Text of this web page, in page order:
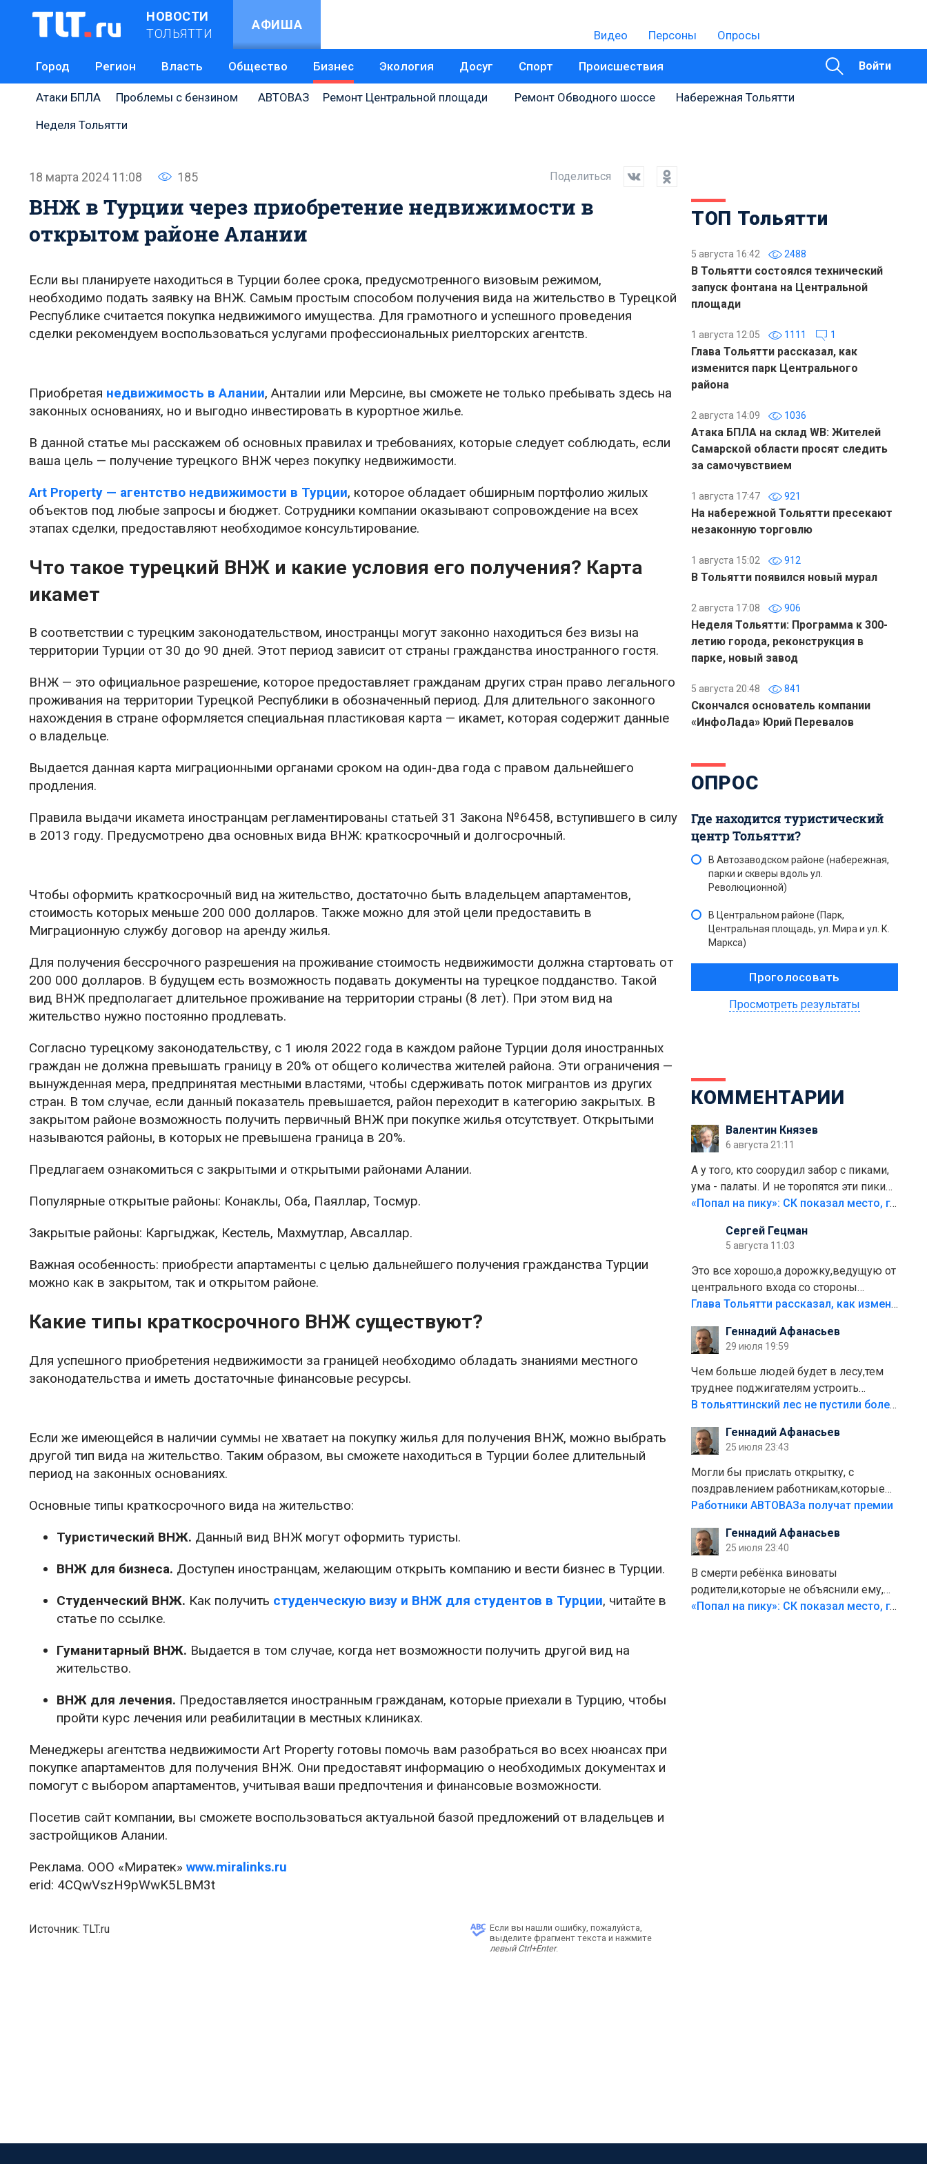
НОВОСТИ
ТОЛЬЯТТИ
АФИША
Видео Персоны Опросы
Город Регион Власть Общество Бизнес Экология Досуг Спорт Происшествия Войти
Атаки БПЛА Проблемы с бензином АВТОВАЗ Ремонт Центральной площади Ремонт Обводного шоссе
Набережная Тольятти
Неделя Тольятти
18 марта 2024 11:08 185 Поделиться
ВНЖ в Турции через приобретение недвижимости в
открытом районе Алании
Если вы планируете находиться в Турции более срока, предусмотренного визовым режимом,
необходимо подать заявку на ВНЖ. Самым простым способом получения вида на жительство в Турецкой
Республике считается покупка недвижимого имущества. Для грамотного и успешного проведения
сделки рекомендуем воспользоваться услугами профессиональных риелторских агентств.
Приобретая недвижимость в Алании, Анталии или Мерсине, вы сможете не только пребывать здесь на
законных основаниях, но и выгодно инвестировать в курортное жилье.
В данной статье мы расскажем об основных правилах и требованиях, которые следует соблюдать, если
ваша цель — получение турецкого ВНЖ через покупку недвижимости.
Art Property — агентство недвижимости в Турции, которое обладает обширным портфолио жилых
объектов под любые запросы и бюджет. Сотрудники компании оказывают сопровождение на всех
этапах сделки, предоставляют необходимое консультирование.
Что такое турецкий ВНЖ и какие условия его получения? Карта
икамет
В соответствии с турецким законодательством, иностранцы могут законно находиться без визы на
территории Турции от 30 до 90 дней. Этот период зависит от страны гражданства иностранного гостя.
ВНЖ — это официальное разрешение, которое предоставляет гражданам других стран право легального
проживания на территории Турецкой Республики в обозначенный период. Для длительного законного
нахождения в стране оформляется специальная пластиковая карта — икамет, которая содержит данные
о владельце.
Выдается данная карта миграционными органами сроком на один-два года с правом дальнейшего
продления.
Правила выдачи икамета иностранцам регламентированы статьей 31 Закона №6458, вступившего в силу
в 2013 году. Предусмотрено два основных вида ВНЖ: краткосрочный и долгосрочный.
Чтобы оформить краткосрочный вид на жительство, достаточно быть владельцем апартаментов,
стоимость которых меньше 200 000 долларов. Также можно для этой цели предоставить в
Миграционную службу договор на аренду жилья.
Для получения бессрочного разрешения на проживание стоимость недвижимости должна стартовать от
200 000 долларов. В будущем есть возможность подавать документы на турецкое подданство. Такой
вид ВНЖ предполагает длительное проживание на территории страны (8 лет). При этом вид на
жительство нужно постоянно продлевать.
Согласно турецкому законодательству, с 1 июля 2022 года в каждом районе Турции доля иностранных
граждан не должна превышать границу в 20% от общего количества жителей района. Эти ограничения —
вынужденная мера, предпринятая местными властями, чтобы сдерживать поток мигрантов из других
стран. В том случае, если данный показатель превышается, район переходит в категорию закрытых. В
закрытом районе возможность получить первичный ВНЖ при покупке жилья отсутствует. Открытыми
называются районы, в которых не превышена граница в 20%.
Предлагаем ознакомиться с закрытыми и открытыми районами Алании.
Популярные открытые районы: Конаклы, Оба, Паяллар, Тосмур.
Закрытые районы: Каргыджак, Кестель, Махмутлар, Авсаллар.
Важная особенность: приобрести апартаменты с целью дальнейшего получения гражданства Турции
можно как в закрытом, так и открытом районе.
Какие типы краткосрочного ВНЖ существуют?
Для успешного приобретения недвижимости за границей необходимо обладать знаниями местного
законодательства и иметь достаточные финансовые ресурсы.
Если же имеющейся в наличии суммы не хватает на покупку жилья для получения ВНЖ, можно выбрать
другой тип вида на жительство. Таким образом, вы сможете находиться в Турции более длительный
период на законных основаниях.
Основные типы краткосрочного вида на жительство:
Туристический ВНЖ. Данный вид ВНЖ могут оформить туристы.
ВНЖ для бизнеса. Доступен иностранцам, желающим открыть компанию и вести бизнес в Турции.
Студенческий ВНЖ. Как получить студенческую визу и ВНЖ для студентов в Турции, читайте в
статье по ссылке.
Гуманитарный ВНЖ. Выдается в том случае, когда нет возможности получить другой вид на
жительство.
ВНЖ для лечения. Предоставляется иностранным гражданам, которые приехали в Турцию, чтобы
пройти курс лечения или реабилитации в местных клиниках.
Менеджеры агентства недвижимости Art Property готовы помочь вам разобраться во всех нюансах при
покупке апартаментов для получения ВНЖ. Они предоставят информацию о необходимых документах и
помогут с выбором апартаментов, учитывая ваши предпочтения и финансовые возможности.
Посетив сайт компании, вы сможете воспользоваться актуальной базой предложений от владельцев и
застройщиков Алании.
Реклама. ООО «Миратек» www.miralinks.ru
erid: 4CQwVszH9pWwK5LBM3t
Источник: TLT.ru
Если вы нашли ошибку, пожалуйста,
выделите фрагмент текста и нажмите
левый Ctrl+Enter.
ТОП Тольятти
5 августа 16:42 2488
В Тольятти состоялся технический
запуск фонтана на Центральной
площади
1 августа 12:05 1111 1
Глава Тольятти рассказал, как
изменится парк Центрального
района
2 августа 14:09 1036
Атака БПЛА на склад WB: Жителей
Самарской области просят следить
за самочувствием
1 августа 17:47 921
На набережной Тольятти пресекают
незаконную торговлю
1 августа 15:02 912
В Тольятти появился новый мурал
2 августа 17:08 906
Неделя Тольятти: Программа к 300-
летию города, реконструкция в
парке, новый завод
5 августа 20:48 841
Скончался основатель компании
«ИнфоЛада» Юрий Перевалов
ОПРОС
Где находится туристический
центр Тольятти?
В Автозаводском районе (набережная,
парки и скверы вдоль ул.
Революционной)
В Центральном районе (Парк,
Центральная площадь, ул. Мира и ул. К.
Маркса)
Просмотреть результаты
КОММЕНТАРИИ
Валентин Князев
6 августа 21:11
А у того, кто соорудил забор с пиками,
ума - палаты. И не торопятся эти пики
срезать
«Попал на пику»: СК показал место, где был смертельно травмирован ребенок в Тольятти
Сергей Гецман
5 августа 11:03
Это все хорошо,а дорожку,ведущую от
центрального входа со стороны
кафе"Мираж" к аттракционам слабо
плитки не хватило,т.к.осенью и зимой
лежала в парке и испортилась.Да
еще,видимо,часть украли.
Глава Тольятти рассказал, как изменится парк Центрального района
Геннадий Афанасьев
29 июля 19:59
Чем больше людей будет в лесу,тем
труднее поджигателям устроить
пожар.Тех кто разводит костры,тех
полно стоит,почему водители всё
равно едут в лес? Штрафы мизерные.
В тольяттинский лес не пустили более тысячи автомобилей
Геннадий Афанасьев
25 июля 23:43
Могли бы прислать открытку, с
поздравлением работникам,которые
больше сорока лет отработали на
Работники АВТОВАЗа получат премии
Геннадий Афанасьев
25 июля 23:40
В смерти ребёнка виноваты
родители,которые не объяснили ему,
что такое хорошо и что такое плохо!
«Попал на пику»: СК показал место, где был смертельно травмирован ребенок в Тольятти